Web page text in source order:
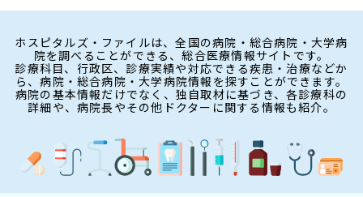
ホスピタルズ・ファイルは、全国の病院・総合病院・大学病
院を調べることができる、総合医療情報サイトです。
診療科目、行政区、診療実績や対応できる疾患・治療などか
ら、病院・総合病院・大学病院情報を探すことができます。
病院の基本情報だけでなく、独自取材に基づき、各診療科の
詳細や、病院長やその他ドクターに関する情報も紹介。